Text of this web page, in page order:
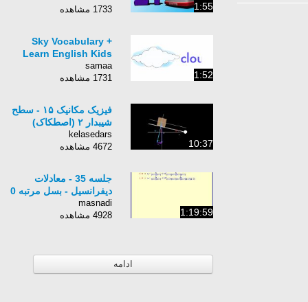
1:55
1733 مشاهده
1:52
Sky Vocabulary +
Learn English Kids
samaa
1731 مشاهده
10:37
فیزیک مکانیک ۱۵ - سطح
شیبدار ۲ (اصطکاک)
kelasedars
4672 مشاهده
1:19:59
جلسه 35 - معادلات
دیفرانسیل - بسل مرتبه 0
masnadi
4928 مشاهده
ادامه